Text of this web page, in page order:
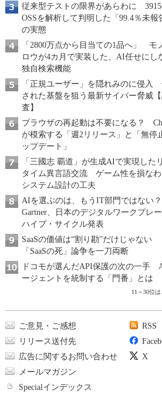
従来型テストの限界があらわに
OSSを解析して判明した「99.4％未報
の実態
「2800万点から目当ての1品へ」 モ
ロウが4カ月で実装した、AI任せにし
独自検索機能
「正規ユーザー」を隠れみのに侵入
された基盤を狙う最新サイバー脅威【
査】
ブラウザの再起動は不要になる？
が模索する「週2リリース」と「無停
ップデート」
「三國志 覇道」が生成AIで実現した
タイム異言語交流 ゲーム性を損な
システム設計の工夫
AIを選ぶのは、もうIT部門ではない
Gartner、日本のデジタルワークプレ
ハイプ・サイクル発表
SaaSの価値は“割り勘”だけじゃない
「SaaSの死」論争を一刀両断
ドコモが選んだAPI保護の次の一手
ージェントを統制する「門番」とは
11～30位
ご意見・ご感想
リリース送付先
広告に関するお問い合わせ
メールマガジン
Specialインデックス
RSS
X